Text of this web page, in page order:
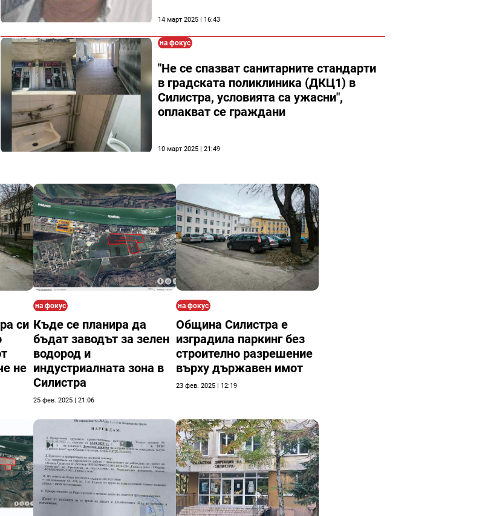
14 март 2025 | 16:43
на фокус
"Не се спазват санитарните стандарти
в градската поликлиника (ДКЦ1) в
Силистра, условията са ужасни",
оплакват се граждани
10 март 2025 | 21:49
си
не
на фокус
Къде се планира да
бъдат заводът за зелен
водород и
индустриалната зона в
Силистра
25 фев. 2025 | 21:06
на фокус
Община Силистра е
изградила паркинг без
строително разрешение
върху държавен имот
23 фев. 2025 | 12:19